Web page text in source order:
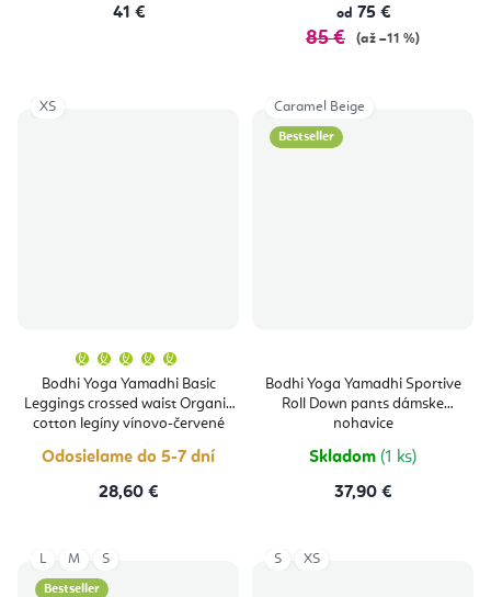
41 € od 75 €
85 € (až –11 %)
Bodhi Yoga Yamadhi Basic
Leggings crossed waist Organic
cotton legíny vínovo-červené
produktu
je
5,0
z
5
hviezdičiek.
Odosielame do 5-7 dní
28,60 €
XS
Bestseller
Bodhi Yoga Yamadhi Sportive
Roll Down pants dámske
nohavice
Skladom (1 ks)
37,90 €
Caramel Beige
Bestseller
L M S S XS